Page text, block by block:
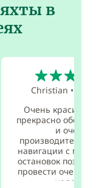
в
Christian •
Очень красивое
прекрасно
и очень
навигации с
остановок
провести очень
неделю.